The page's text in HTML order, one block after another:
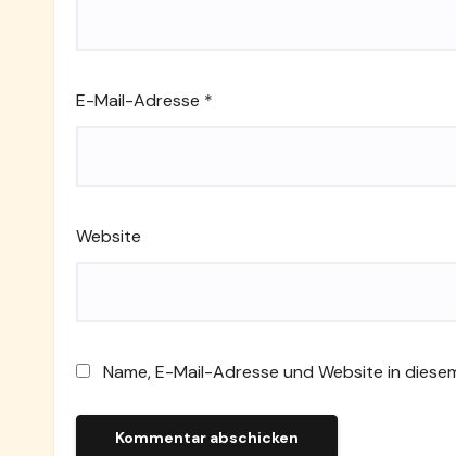
E-Mail-Adresse *
Website
Name, E-Mail-Adresse und Website in